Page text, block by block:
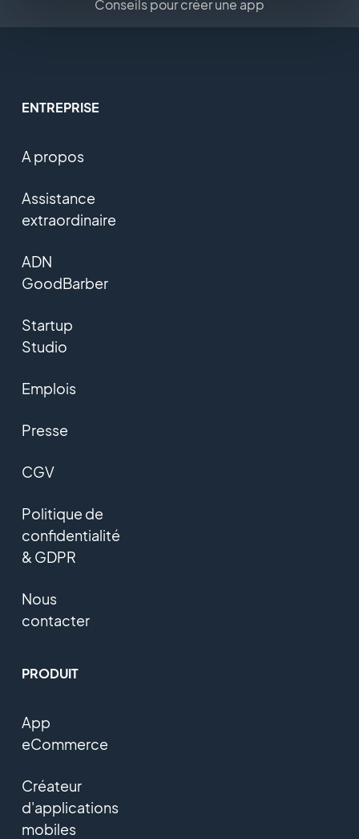
Conseils pour créer une app
ENTREPRISE
A propos
Assistance
extraordinaire
ADN
GoodBarber
Startup
Studio
Emplois
Presse
CGV
Politique de
confidentialité
& GDPR
Nous
contacter
PRODUIT
App
eCommerce
Créateur
d'applications
mobiles